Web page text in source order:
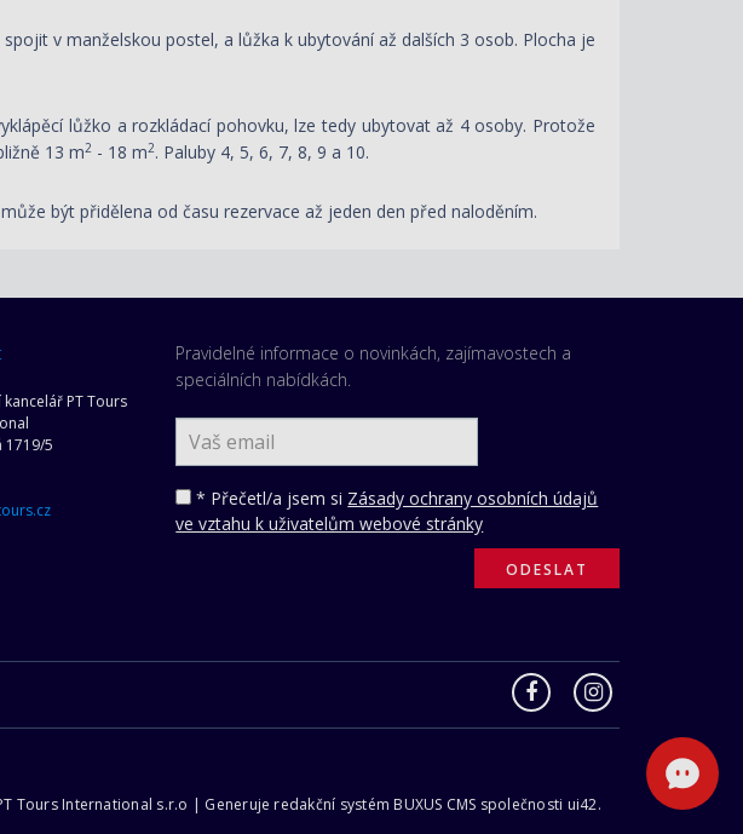
v manželskou postel, a lůžka k ubytování až dalších 3 osob. Plocha je
lůžko a rozkládací pohovku, lze tedy ubytovat až 4 osoby. Protože
13 m2 - 18 m2. Paluby 4, 5, 6, 7, 8, 9 a 10.
být přidělena od času rezervace až jeden den před naloděním.
kancelář PT Tours
1719/5
Pravidelné informace o novinkách, zajímavostech a
speciálních nabídkách.
* Přečetl/a jsem si Zásady ochrany osobních údajů
ve vztahu k uživatelům webové stránky
Tours International s.r.o | Generuje redakční systém BUXUS CMS společnosti ui42.